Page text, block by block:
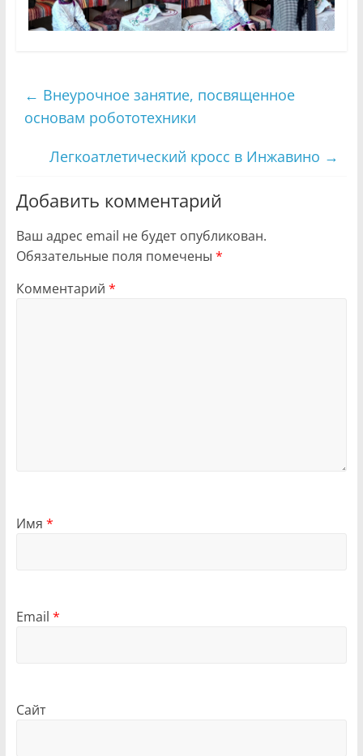
← Внеурочное занятие, посвященное
основам робототехники
Легкоатлетический кросс в Инжавино →
Добавить комментарий
Ваш адрес email не будет опубликован.
Обязательные поля помечены *
Комментарий *
Имя *
Email *
Сайт